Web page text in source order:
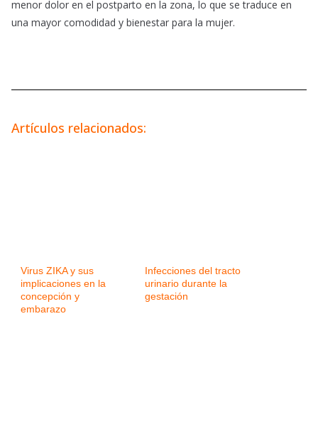
menor dolor en el postparto en la zona, lo que se traduce en
una mayor comodidad y bienestar para la mujer.
Artículos relacionados:
Virus ZIKA y sus
implicaciones en la
concepción y
embarazo
Infecciones del tracto
urinario durante la
gestación